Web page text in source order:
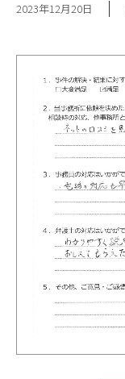
2023年12月20日